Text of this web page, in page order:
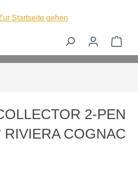
2-PEN
RIVIERA COGNAC